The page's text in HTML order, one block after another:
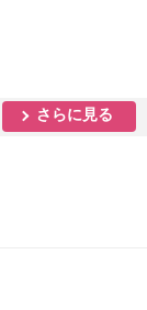
さらに見る